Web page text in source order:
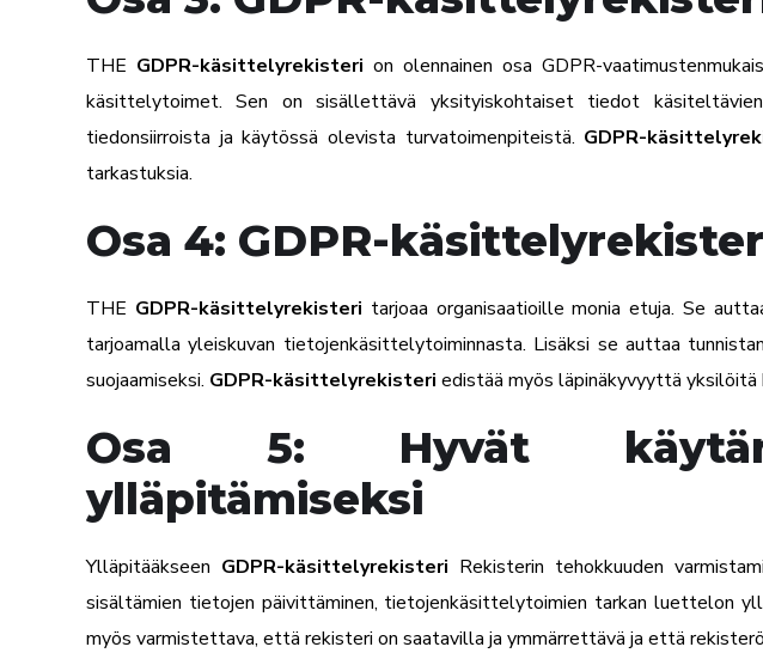
THE GDPR-käsittelyrekisteri on olennainen osa GDPR-
käsittelytoimet. Sen on sisällettävä yksityiskohtaiset tiedot
tiedonsiirroista ja käytössä olevista turvatoimenpiteistä. GDPR-
tarkastuksia.
Osa 4: GDPR-
THE GDPR-käsittelyrekisteri tarjoaa organisaatioille monia etuja. Se
tarjoamalla yleiskuvan tietojenkäsittelytoiminnasta. Lisäksi se auttaa
suojaamiseksi. GDPR-käsittelyrekisteri edistää myös läpinäkyvyyttä yksilöitä
Osa 5: Hyvät
ylläpitämiseksi
Ylläpitääkseen GDPR-käsittelyrekisteri Rekisterin tehokkuuden
sisältämien tietojen päivittäminen, tietojenkäsittelytoimien tarkan luettelon
myös varmistettava, että rekisteri on saatavilla ja ymmärrettävä ja että